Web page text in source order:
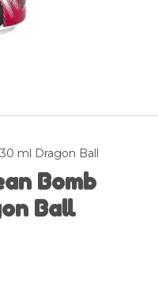
ml Dragon Ball
Bomb
Ball